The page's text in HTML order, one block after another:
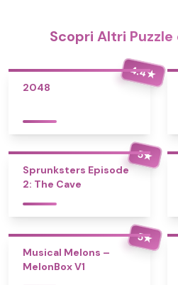
Scopri Altri Puzzle
4.4★
2048
5★
Sprunksters Episode
2: The Cave
5★
Musical Melons –
MelonBox V1